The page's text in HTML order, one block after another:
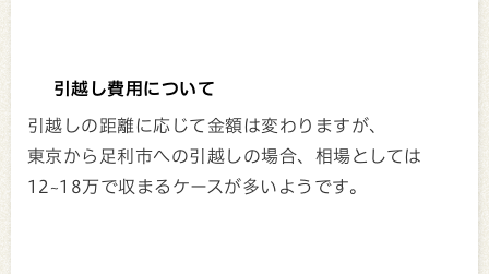
引越し費用について
引越しの距離に応じて金額は変わりますが、
東京から足利市への引越しの場合、相場としては
12~18万で収まるケースが多いようです。